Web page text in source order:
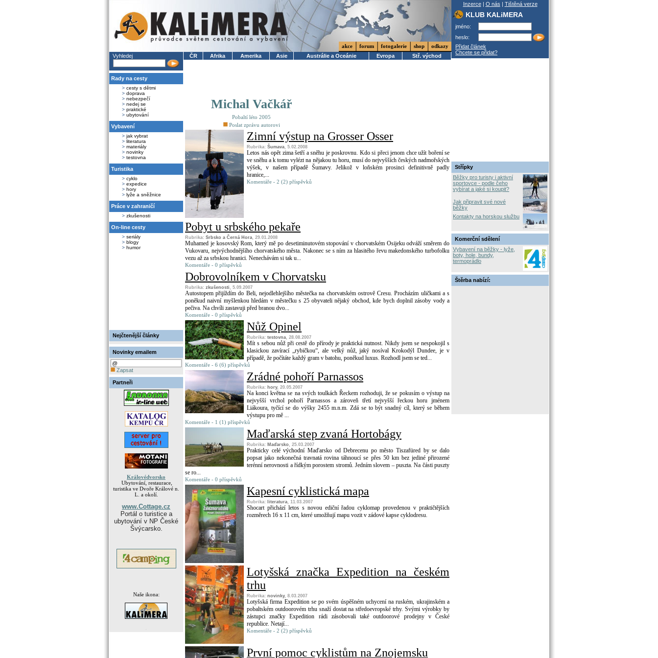
Vyhledej
Rady na cesty
> cesty s dětmi
> doprava
> nebezpečí
> nedej se
> praktické
> ubytování
Vybavení
> jak vybrat
> literatura
> materiály
> novinky
> testovna
Turistika
> cyklo
> expedice
> hory
> lyže a sněžnice
Práce v zahraničí
> zkušenosti
On-line cesty
> seriály
> blogy
> humor
Nejčtenější články
Novinky emailem
Zapsat
Partneři
Královédvorsko
Ubytování, restaurace,
turistika ve Dvoře Králové n.
L. a okolí.
www.Cottage.cz
Portál o turistice a
ubytování v NP České
Švýcarsko.
Naše ikona:
akce forum fotogalerie shop
odkazy
ČR
Afrika Amerika Asie Austrálie a Oceánie Evropa Stř. východ
Michal Vačkář
Pobaltí léto 2005
Poslat zprávu autorovi
Zimní výstup na Grosser Osser
Rubrika: Šumava, 5.02.2008
Letos nás opět zima šetří a sněhu je poskrovnu. Kdo si přeci jenom chce užít boření se
ve sněhu a k tomu vylézt na nějakou tu horu, musí do nejvyšších českých nadmořských
výšek, v našem případě Šumavy. Jelikož v loňském prosinci definitivně padly
hranice,...
Komentáře - 2 (2) příspěvků
Pobyt u srbského pekaře
Rubrika: Srbsko a Černá Hora, 29.01.2008
Muhamed je kosovský Rom, který mě po desetiminutovém stopování v chorvatském Osijeku odváží směrem do
Vukovaru, nejvýchodnějšího chorvatského města. Nakonec se s ním za hlasitého řevu makedonského turbofolku
vezu až za srbskou hranici. Nenechávám si tak u...
Komentáře - 0 příspěvků
Dobrovolníkem v Chorvatsku
Rubrika: zkušenosti, 5.09.2007
Autostopem přijíždím do Beli, nejodlehlejšího městečka na chorvatském ostrově Cresu. Procházím uličkami a s
poněkud naivní myšlenkou hledám v městečku s 25 obyvateli nějaký obchod, kde bych doplnil zásoby vody a
pečiva. Na chvíli zastavuji před branou dvo...
Komentáře - 0 příspěvků
Nůž Opinel
Rubrika: testovna, 28.08.2007
Mít s sebou nůž při cestě do přírody je praktická nutnost. Nikdy jsem se nespokojil s
klasickou zavírací „rybičkou“, ale velký nůž, jaký nosíval Krokodýl Dundee, je v
případě, že počítáte každý gram v batohu, poněkud luxus. Rozhodl jsem se ted...
Komentáře - 6 (6) příspěvků
Zrádné pohoří Parnassos
Rubrika: hory, 20.05.2007
Na konci května se na svých toulkách Řeckem rozhoduji, že se pokusím o výstup na
nejvyšší vrchol pohoří Parnassos a zároveň třetí nejvyšší řeckou horu jménem
Liákoura, tyčící se do výšky 2455 m.n.m. Zdá se to být snadný cíl, který se během
výstupu pro mě ...
Komentáře - 1 (1) příspěvků
Maďarská step zvaná Hortobágy
Rubrika: Maďarsko, 25.03.2007
Prakticky celé východní Maďarsko od Debrecenu po město Tiszafüred by se dalo
popsat jako nekonečná travnatá rovina táhnoucí se přes 50 km bez jediné přirozené
terénní nerovnosti a řídkým porostem stromů. Jedním slovem – puszta. Na části puszty
se ro...
Komentáře - 0 příspěvků
Kapesní cyklistická mapa
Rubrika: literatura, 11.03.2007
Shocart přichází letos s novou ediční řadou cyklomap provedenou v praktičtějších
rozměrech 16 x 11 cm, které umožňují mapu vozit v zádové kapse cyklodresu.
Lotyšská značka Expedition na českém
trhu
Rubrika: novinky, 8.03.2007
Lotyšská firma Expedition se po svém úspěšném uchycení na ruském, ukrajinském a
pobaltském outdoorovém trhu snaží dostat na středoevropské trhy. Svými výrobky by
zástupci značky Expedition rádi zásobovali také outdoorové prodejny v České
republice. Netají...
Komentáře - 2 (2) příspěvků
První pomoc cyklistům na Znojemsku
Inzerce| O nás | Tištěná verze
KLUB KALiMERA
jméno:
heslo:
Přidat článek
Chcete se přidat?
Střípky
Běžky pro turisty i aktivní
sportovce - podle čeho
vybírat a jaké si koupit?
Jak připravit své nové
běžky
Kontakty na horskou službu
Komerční sdělení
Vybavení na běžky - lyže,
boty, hole, bundy,
termoprádlo
Štěrba nabízí: